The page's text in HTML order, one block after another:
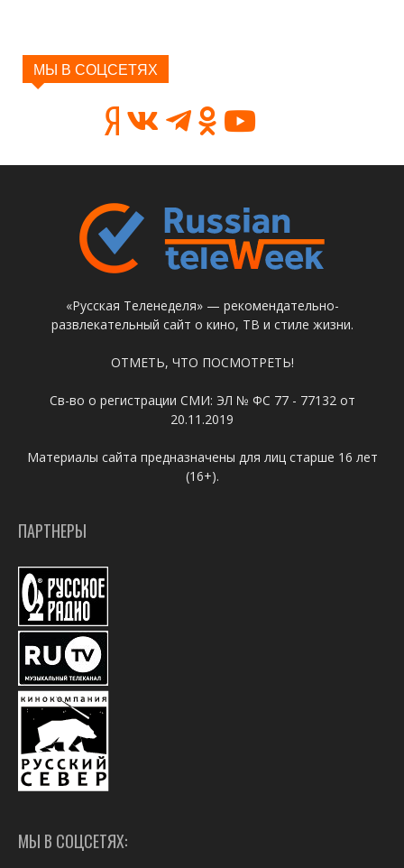
МЫ В СОЦСЕТЯХ
«Русская Теленеделя» — рекомендательно-
развлекательный сайт о кино, ТВ и стиле жизни.
ОТМЕТЬ, ЧТО ПОСМОТРЕТЬ!
Св-во о регистрации СМИ: ЭЛ № ФС 77 - 77132 от
20.11.2019
Материалы сайта предназначены для лиц старше 16 лет
(16+).
ПАРТНЕРЫ
МЫ В СОЦСЕТЯХ: